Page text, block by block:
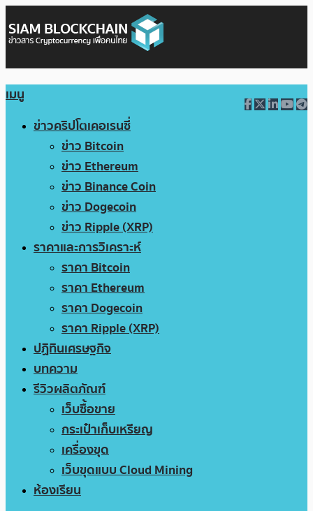
เมนู
ข่าวคริปโตเคอเรนซี่
ข่าว Bitcoin
ข่าว Ethereum
ข่าว Binance Coin
ข่าว Dogecoin
ข่าว Ripple (XRP)
ราคาและการวิเคราะห์
ราคา Bitcoin
ราคา Ethereum
ราคา Dogecoin
ราคา Ripple (XRP)
ปฏิทินเศรษฐกิจ
บทความ
รีวิวผลิตภัณฑ์
เว็บซื้อขาย
กระเป๋าเก็บเหรียญ
เครื่องขุด
เว็บขุดแบบ Cloud Mining
ห้องเรียน